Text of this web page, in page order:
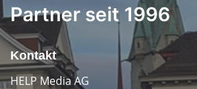
Partner seit 1996
Kontakt
HELP Media AG